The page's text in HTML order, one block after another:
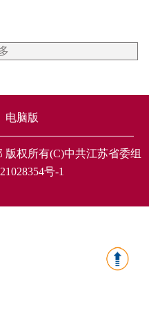
电脑版
权所有(C)中共江苏省委组
号-1